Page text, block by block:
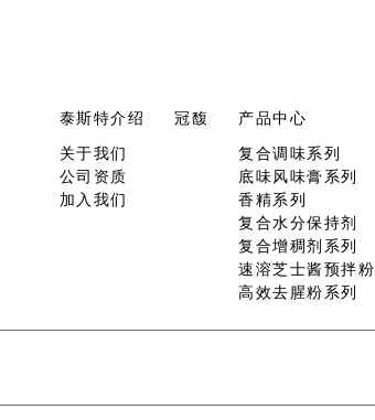
泰斯特介绍
关于我们
公司资质
加入我们
冠馥 产品中心
复合调味系列
底味风味膏系列
香精系列
复合水分保持剂
复合增稠剂系列
速溶芝士酱预拌粉
高效去腥粉系列